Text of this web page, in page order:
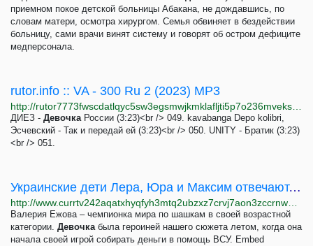
приемном покое детской больницы Абакана, не дождавшись, по
словам матери, осмотра хирургом. Семья обвиняет в бездействии
больницу, сами врачи винят систему и говорят об остром дефиците
медперсонала.
rutor.info :: VA - 300 Ru 2 (2023) MP3
ДИЕЗ - ДевочкаРоссии (3:23)<br /> 049. kavabanga Depo kolibri,
Эсчевский - Так и передай ей (3:23)<br /> 050. UNITY - Братик (3:23)
<br /> 051.
Украинские дети Лера, Юра и Максим отвечают, хотят ли они жить на родине, когда вырастут
Валерия Ежова – чемпионка мира по шашкам в своей возрастной
категории. Девочкабыла героиней нашего сюжета летом, когда она
начала своей игрой собирать деньги в помощь ВСУ. Embed